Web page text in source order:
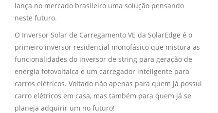
lança no mercado brasileiro uma solução pensando
neste futuro.
O Inversor Solar de Carregamento VE da SolarEdge é o
primeiro inversor residencial monofásico que mistura as
funcionalidades do inversor de string para geração de
energia fotovoltaica e um carregador inteligente para
carros elétricos. Voltado não apenas para quem já possui
carro elétricos em casa, mas também para quem já se
planeja adquirir um no futuro!